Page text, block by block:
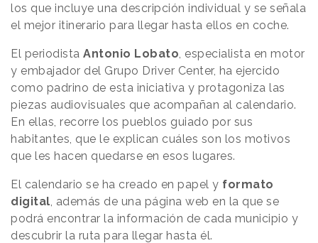
los que incluye una descripción individual y se señala
el mejor itinerario para llegar hasta ellos en coche.
El periodista Antonio Lobato, especialista en motor
y embajador del Grupo Driver Center, ha ejercido
como padrino de esta iniciativa y protagoniza las
piezas audiovisuales que acompañan al calendario.
En ellas, recorre los pueblos guiado por sus
habitantes, que le explican cuáles son los motivos
que les hacen quedarse en esos lugares.
El calendario se ha creado en papel y formato
digital, además de una página web en la que se
podrá encontrar la información de cada municipio y
descubrir la ruta para llegar hasta él.